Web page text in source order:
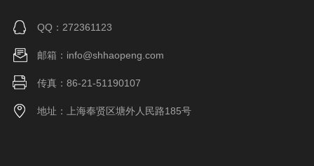
QQ：272361123
邮箱：info@shhaopeng.com
传真：86-21-51190107
地址：上海奉贤区塘外人民路185号